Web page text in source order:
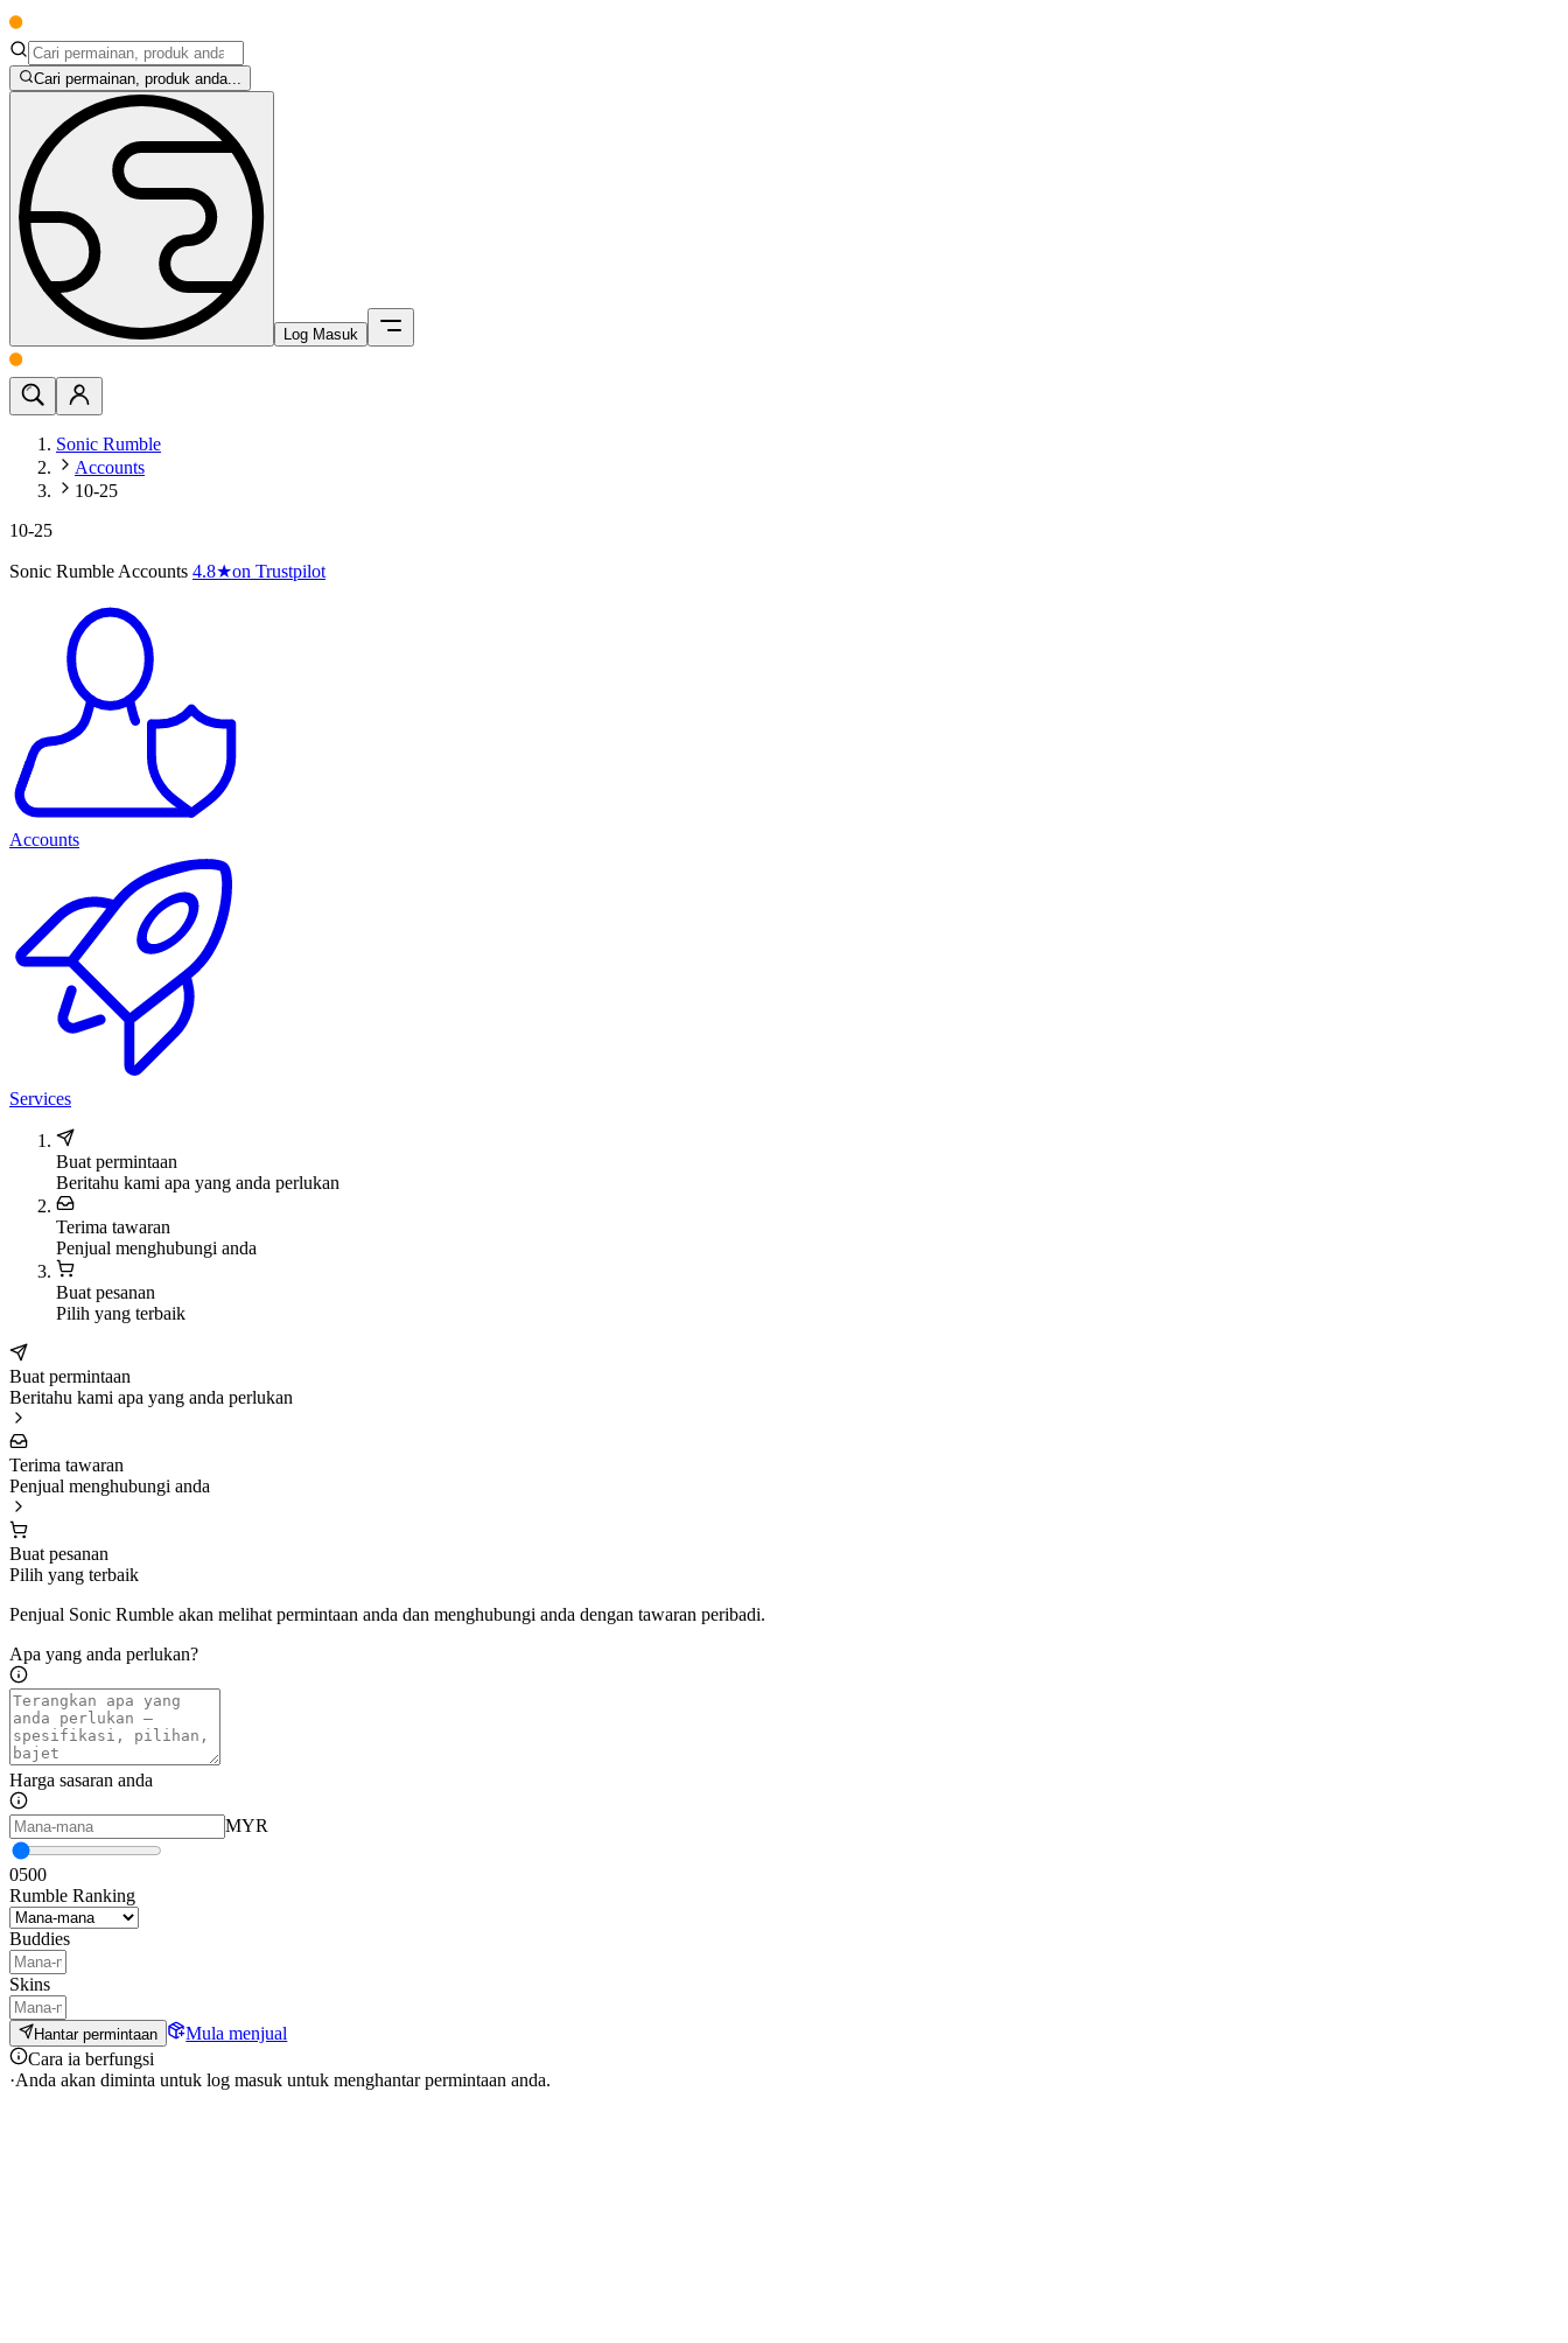
Cari permainan, produk anda...
Log Masuk
Sonic Rumble
Accounts
10-25
10-25
Sonic Rumble Accounts 4.8★on Trustpilot
Accounts
Services
Buat permintaan
Beritahu kami apa yang anda perlukan
Terima tawaran
Penjual menghubungi anda
Buat pesanan
Pilih yang terbaik
Buat permintaan
Beritahu kami apa yang anda perlukan
Terima tawaran
Penjual menghubungi anda
Buat pesanan
Pilih yang terbaik
Penjual Sonic Rumble akan melihat permintaan anda dan menghubungi anda dengan tawaran peribadi.
Apa yang anda perlukan?
Harga sasaran anda
MYR
0500
Rumble Ranking
Buddies
Skins
Hantar permintaan
Mula menjual
Cara ia berfungsi
·Anda akan diminta untuk log masuk untuk menghantar permintaan anda.